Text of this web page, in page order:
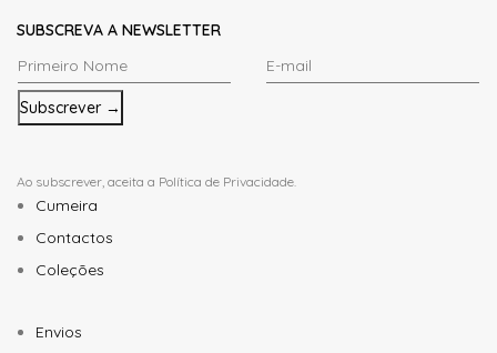
SUBSCREVA A NEWSLETTER
Primeiro
Nome
*
E-
mail
Ao subscrever, aceita a Política de Privacidade.
Cumeira
Contactos
Coleções
Envios